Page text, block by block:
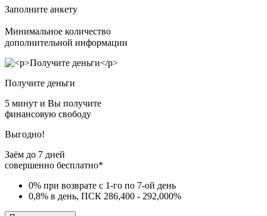
Заполните анкету
Минимальное количество
дополнительной информации
Получите деньги
5 минут и Вы получите
финансовую свободу
Выгодно!
Заём до 7 дней
совершенно бесплатно*
0% при возврате с 1-го по 7-ой день
0,8% в день, ПСК 286,400 - 292,000%